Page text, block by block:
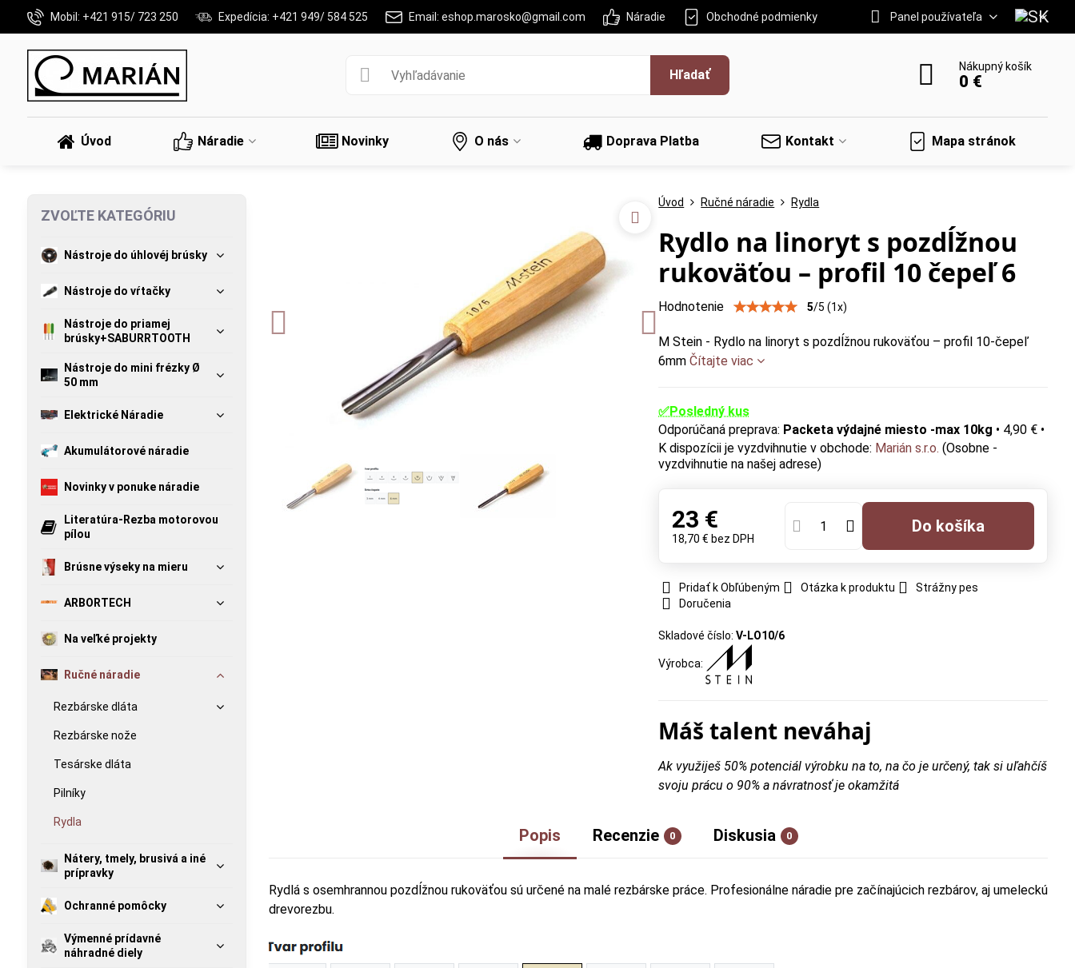
Mobil: +421 915/ 723 250 Expedícia: +421 949/ 584 525 Email: eshop.marosko@gmail.com Náradie Obchodné podmienky Panel používateľa
Hľadať
Nákupný košík
0 €
Úvod Náradie Novinky O nás Doprava Platba Kontakt Mapa stránok
Úvod Ručné náradie Rydla
Rydlo na linoryt s pozdĺžnou
rukoväťou – profil 10 čepeľ 6
Hodnotenie 5/5 (1x)
M Stein - Rydlo na linoryt s pozdĺžnou rukoväťou – profil 10-čepeľ
6mmČítajte viac
✅Posledný kus
Packeta výdajné miesto -max 10kg • 4,90 € •
Marián s.r.o. (Osobne -
vyzdvihnutie na našej adrese)
23 €
18,70 € bez DPH
Do košíka
Pridať k Obľúbeným Otázka k produktu
Strážny pes
Doručenia
Skladové číslo:V-LO10/6
Výrobca:
Máš talent neváhaj
Ak využiješ 50% potenciál výrobku na to, na čo je určený, tak si uľahčíš
svoju prácu o 90% a návratnosť je okamžitá
Popis Recenzie 0 Diskusia 0
Rydlá s osemhrannou pozdĺžnou rukoväťou sú určené na malé rezbárske práce. Profesionálne náradie pre začínajúcich rezbárov, aj umeleckú
drevorezbu.
ZVOĽTE KATEGÓRIU
Nástroje do úhlovéj brúsky
Nástroje do vŕtačky
Nástroje do priamej
brúsky+SABURRTOOTH
Nástroje do mini frézky Ø
50 mm
Elektrické Náradie
Akumulátorové náradie
Novinky v ponuke náradie
Literatúra-Rezba motorovou
pílou
Brúsne výseky na mieru
ARBORTECH
Na veľké projekty
Ručné náradie
Rezbárske dláta
Rezbárske nože
Tesárske dláta
Pilníky
Rydla
Nátery, tmely, brusivá a iné
prípravky
Ochranné pomôcky
Výmenné prídavné
náhradné diely